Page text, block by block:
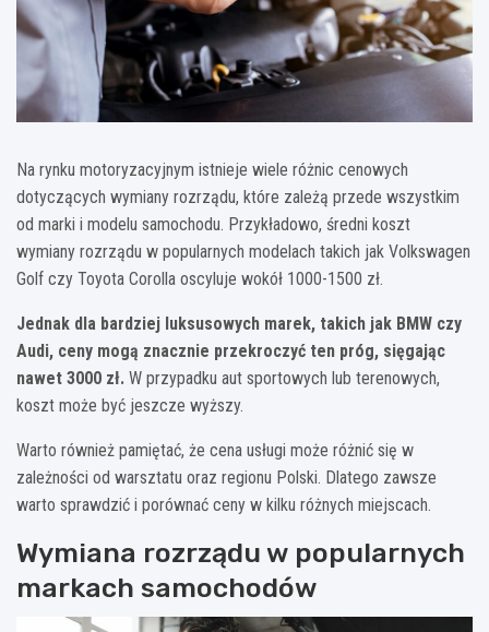
Na rynku motoryzacyjnym istnieje wiele różnic cenowych
dotyczących wymiany rozrządu, które zależą przede wszystkim
od marki i modelu samochodu. Przykładowo, średni koszt
wymiany rozrządu w popularnych modelach takich jak Volkswagen
Golf czy Toyota Corolla oscyluje wokół 1000-1500 zł.
Jednak dla bardziej luksusowych marek, takich jak BMW czy
Audi, ceny mogą znacznie przekroczyć ten próg, sięgając
nawet 3000 zł. W przypadku aut sportowych lub terenowych,
koszt może być jeszcze wyższy.
Warto również pamiętać, że cena usługi może różnić się w
zależności od warsztatu oraz regionu Polski. Dlatego zawsze
warto sprawdzić i porównać ceny w kilku różnych miejscach.
Wymiana rozrządu w popularnych
markach samochodów